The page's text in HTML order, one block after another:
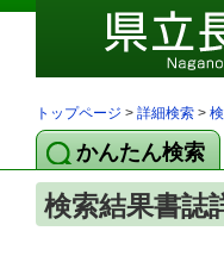
トップページ > 詳細検索 >
かんたん検索
検索結果書誌